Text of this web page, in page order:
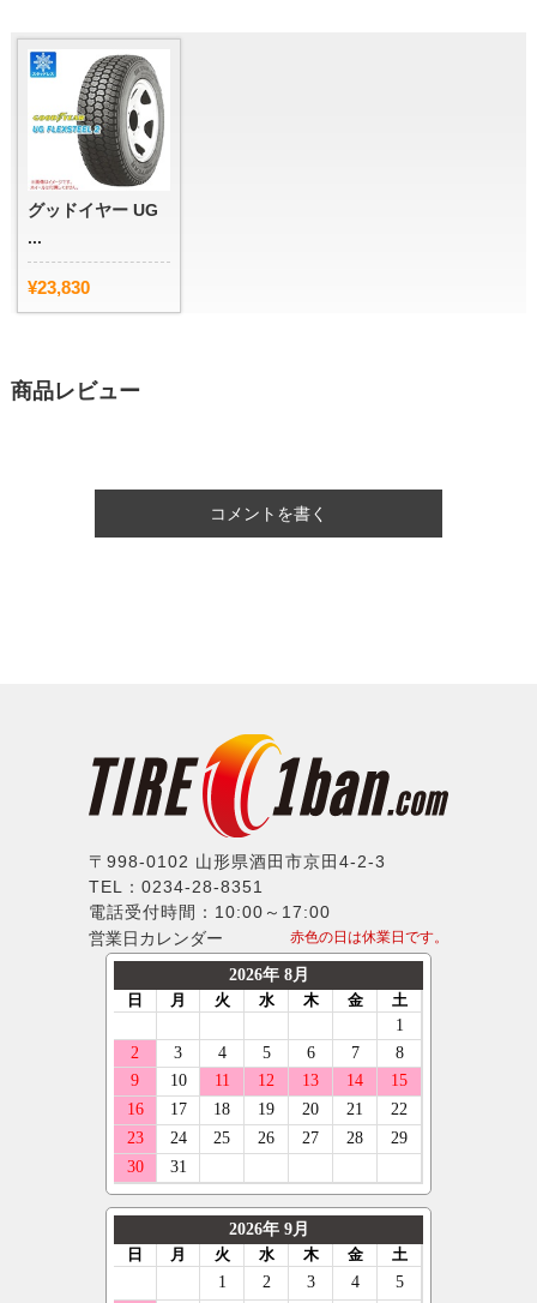
グッドイヤー UG
...
¥23,830
商品レビュー
コメントを書く
〒998-0102 山形県酒田市京田4-2-3
TEL：0234-28-8351
電話受付時間：10:00～17:00
営業日カレンダー
赤色の日は休業日です。